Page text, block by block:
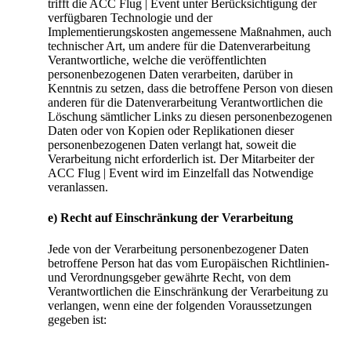
trifft die ACC Flug | Event unter Berücksichtigung der
verfügbaren Technologie und der
Implementierungskosten angemessene Maßnahmen, auch
technischer Art, um andere für die Datenverarbeitung
Verantwortliche, welche die veröffentlichten
personenbezogenen Daten verarbeiten, darüber in
Kenntnis zu setzen, dass die betroffene Person von diesen
anderen für die Datenverarbeitung Verantwortlichen die
Löschung sämtlicher Links zu diesen personenbezogenen
Daten oder von Kopien oder Replikationen dieser
personenbezogenen Daten verlangt hat, soweit die
Verarbeitung nicht erforderlich ist. Der Mitarbeiter der
ACC Flug | Event wird im Einzelfall das Notwendige
veranlassen.
e) Recht auf Einschränkung der Verarbeitung
Jede von der Verarbeitung personenbezogener Daten
betroffene Person hat das vom Europäischen Richtlinien-
und Verordnungsgeber gewährte Recht, von dem
Verantwortlichen die Einschränkung der Verarbeitung zu
verlangen, wenn eine der folgenden Voraussetzungen
gegeben ist: